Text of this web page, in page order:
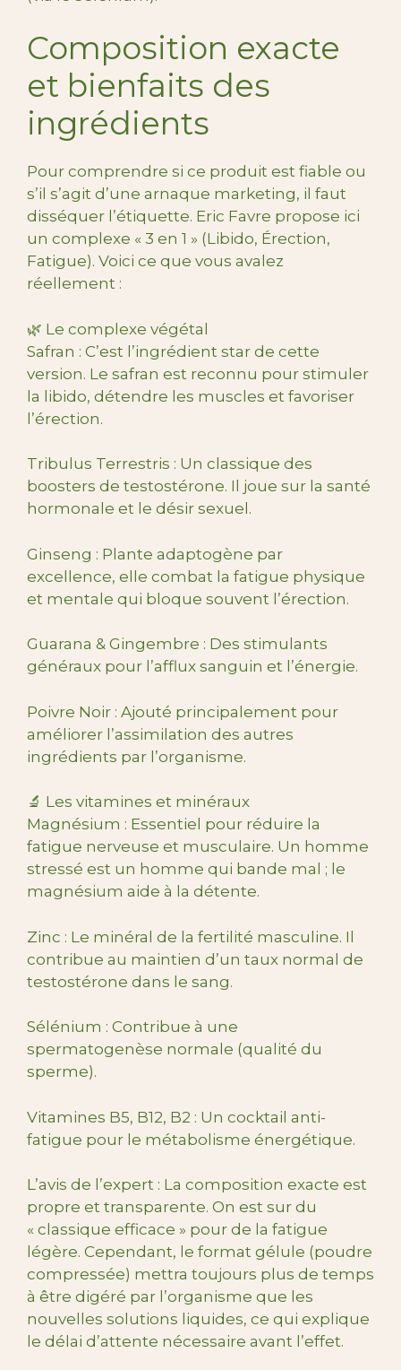
Composition exacte
et bienfaits des
ingrédients
Pour comprendre si ce produit est fiable ou
s’il s’agit d’une arnaque marketing, il faut
disséquer l’étiquette. Eric Favre propose ici
un complexe « 3 en 1 » (Libido, Érection,
Fatigue). Voici ce que vous avalez
réellement :
🌿 Le complexe végétal
Safran : C’est l’ingrédient star de cette
version. Le safran est reconnu pour stimuler
la libido, détendre les muscles et favoriser
l’érection.
Tribulus Terrestris : Un classique des
boosters de testostérone. Il joue sur la santé
hormonale et le désir sexuel.
Ginseng : Plante adaptogène par
excellence, elle combat la fatigue physique
et mentale qui bloque souvent l’érection.
Guarana & Gingembre : Des stimulants
généraux pour l’afflux sanguin et l’énergie.
Poivre Noir : Ajouté principalement pour
améliorer l’assimilation des autres
ingrédients par l’organisme.
🔬 Les vitamines et minéraux
Magnésium : Essentiel pour réduire la
fatigue nerveuse et musculaire. Un homme
stressé est un homme qui bande mal ; le
magnésium aide à la détente.
Zinc : Le minéral de la fertilité masculine. Il
contribue au maintien d’un taux normal de
testostérone dans le sang.
Sélénium : Contribue à une
spermatogenèse normale (qualité du
sperme).
Vitamines B5, B12, B2 : Un cocktail anti-
fatigue pour le métabolisme énergétique.
L’avis de l’expert : La composition exacte est
propre et transparente. On est sur du
« classique efficace » pour de la fatigue
légère. Cependant, le format gélule (poudre
compressée) mettra toujours plus de temps
à être digéré par l’organisme que les
nouvelles solutions liquides, ce qui explique
le délai d’attente nécessaire avant l’effet.